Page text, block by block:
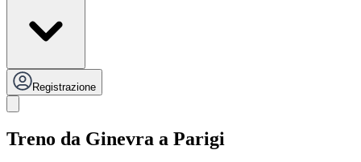
Registrazione
Treno da Ginevra a Parigi